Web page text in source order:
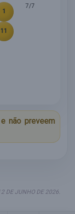
1
11
7/7
não preveem
DE JUNHO DE 2026.